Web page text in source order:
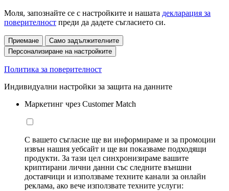
Моля, запознайте се с настройките и нашата декларация за
поверителност преди да дадете съгласието си.
Приемане
Само задължителните
Персонализиране на настройките
Политика за поверителност
Индивидуални настройки за защита на данните
Маркетинг чрез Customer Match
С вашето съгласие ще ви информираме и за промоции
извън нашия уебсайт и ще ви показваме подходящи
продукти. За тази цел синхронизираме вашите
криптирани лични данни със следните външни
доставчици и използваме техните канали за онлайн
реклама, ако вече използвате техните услуги: